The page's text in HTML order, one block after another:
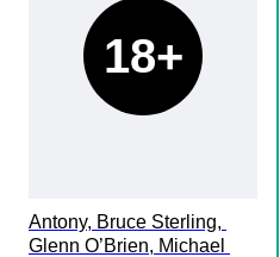
18+
Antony, Bruce Sterling,
Glenn O’Brien, Michael